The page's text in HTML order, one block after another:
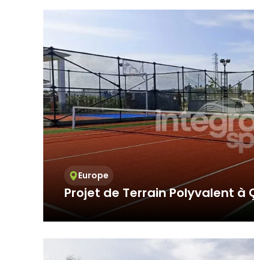
Europe
Projet de Terrain Polyvalent à
En tant qu'Integral Spor, nous avons